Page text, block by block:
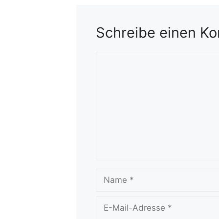
Schreibe einen
Name
E-